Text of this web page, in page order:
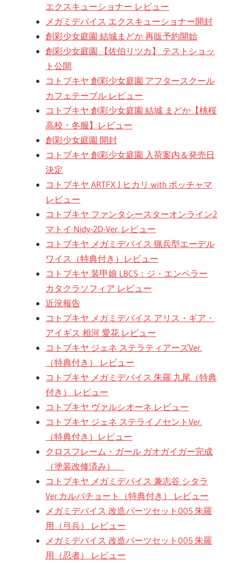
エクスキューショナー レビュー
メガミデバイス エクスキューショナー開封
創彩少女庭園 結城まどか 再販予約開始
創彩少女庭園 【佐伯リツカ】 テストショッ
ト公開
コトブキヤ 創彩少女庭園 アフタースクール
カフェテーブル レビュー
コトブキヤ 創彩少女庭園 結城 まどか【桃桜
高校・冬服】レビュー
創彩少女庭園 開封
コトブキヤ 創彩少女庭園 入荷案内＆発売日
決定
コトブキヤ ARTFX J ヒカリ with ポッチャマ
レビュー
コトブキヤ ファンタシースターオンライン2
マトイ Nidy-2D-Ver. レビュー
コトブキヤ メガミデバイス 猟兵型エーデル
ワイス（特典付き）レビュー
コトブキヤ 装甲娘 LBCS：ジ・エンペラー
カタクラソフィア レビュー
近況報告
コトブキヤ メガミデバイス アリス・ギア・
アイギス 相河 愛花 レビュー
コトブキヤ ジェネ ステラティアーズVer.
（特典付き） レビュー
コトブキヤ メガミデバイス 朱羅 九尾（特典
付き） レビュー
コトブキヤ ヴァルシオーネ レビュー
コトブキヤ ジェネ ステライノセントVer.
（特典付き）レビュー
クロスフレーム・ガール ガオガイガー完成
（塗装改修済み）
コトブキヤ メガミデバイス 兼志谷 シタラ
Ver.カルバチョート（特典付き） レビュー
メガミデバイス 改造パーツセット005 朱羅
用（弓兵） レビュー
メガミデバイス 改造パーツセット005 朱羅
用（忍者） レビュー